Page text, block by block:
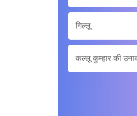
गिल्लू
कल्लू कुम्हार की